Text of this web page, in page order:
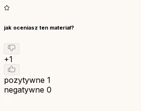
jak oceniasz ten materiał?
+1
pozytywne 1
negatywne 0